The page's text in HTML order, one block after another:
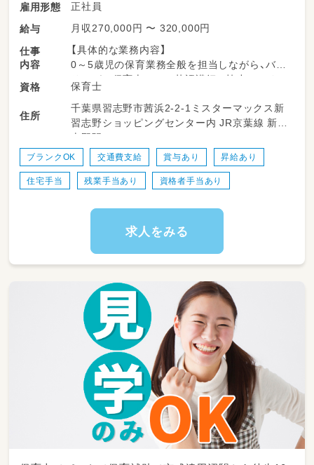
雇用形態
正社員
給与
月収270,000円 〜 320,000円
仕事
内容
【具体的な業務内容】
0～5歳児の保育業務全般を担当しながら、バイ
リンガル保育士として英語講師と協力してクラ
スを運営します。
●クラス運営: 0～5歳児クラスの担任業務、在
行います。
●英語でのコミュニケーション: 歌や挨拶など
日常の中に英語の「エッセンス」を自然に取り入
ります。
●チーム連携: 日本人スタッフと外国人講師の
「架け橋」となり、円滑なチームワークを構築。
●保護者対応: 外国人保護者への英語による園
●一般保育業務: 行事の企画・準備、園内清掃、書
類作成（連絡帳・児童表・お便り等）、その他事
務。
資格 保育士
住所
千葉県習志野市茜浜2-2-1ミスターマックス新
習志野ショッピングセンター内 JR京葉線 新習
志野駅
ブランクOK 交通費支給 賞与あり 昇給あり
住宅手当 残業手当あり 資格者手当あり
求人をみる